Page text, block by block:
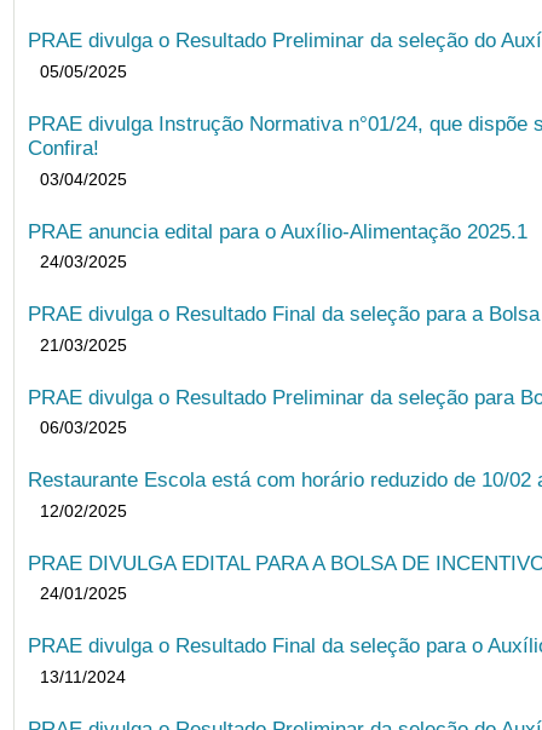
PRAE divulga o Resultado Preliminar da seleção do
05/05/2025
PRAE divulga Instrução Normativa n°01/24, que
Confira!
03/04/2025
PRAE anuncia edital para o Auxílio-Alimentação 2025.1
24/03/2025
PRAE divulga o Resultado Final da seleção para a
21/03/2025
PRAE divulga o Resultado Preliminar da seleção para
06/03/2025
Restaurante Escola está com horário reduzido de 10/
12/02/2025
PRAE DIVULGA EDITAL PARA A BOLSA DE
24/01/2025
PRAE divulga o Resultado Final da seleção para o
13/11/2024